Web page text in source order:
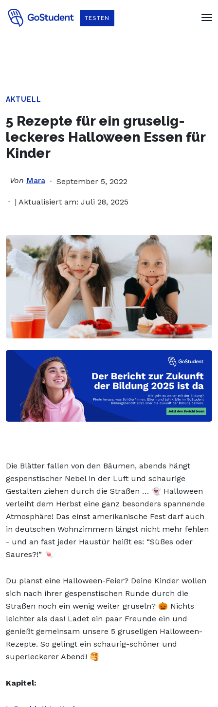
Verbessere dein Englisch und hol dir
Penguin Readers
TESTEN
AKTUELL
5 Rezepte für ein gruselig-
leckeres Halloween Essen für
Kinder
Von Mara September 5, 2022
| Aktualisiert am: Juli 28, 2025
Die Blätter fallen von den Bäumen, abends hängt
gespenstischer Nebel in der Luft und schaurige
Gestalten ziehen durch die Straßen … 👻 Halloween
verleiht dem Herbst eine ganz besonders spannende
Atmosphäre! Das einst amerikanische Fest darf auch
in deutschen Wohnzimmern längst nicht mehr fehlen
- und an fast jeder Haustür heißt es: “Süßes oder
Saures?!” 🍬
Du planst eine Halloween-Feier? Deine Kinder wollen
sich nach ihrer gespenstischen Runde durch die
Straßen noch ein wenig weiter gruseln? 🎃 Nichts
leichter als das! Ladet ein paar Freunde ein und
genießt gemeinsam unsere 5 gruseligen Halloween-
Rezepte. So gelingt ein schaurig-schöner und
superleckerer Abend! 🥞
Kapitel: